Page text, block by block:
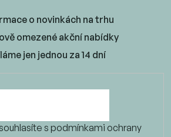
o novinkách na trhu
omezené akční nabídky
jen jednou za 14 dní
s podmínkami ochrany